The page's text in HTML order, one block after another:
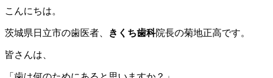
こんにちは。
茨城県日立市の歯医者、 きくち歯科院長の菊地正高です。
皆さんは、